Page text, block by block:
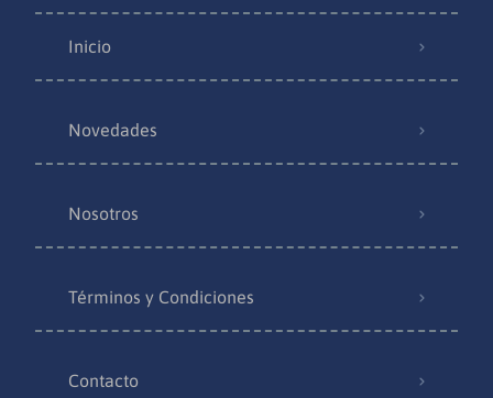
Inicio
Novedades
Nosotros
Términos y Condiciones
Contacto